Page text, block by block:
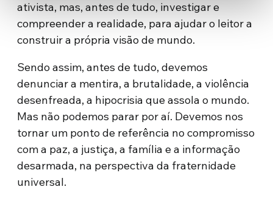
ativista, mas, antes de tudo, investigar e
compreender a realidade, para ajudar o leitor a
construir a própria visão de mundo.
Sendo assim, antes de tudo, devemos
denunciar a mentira, a brutalidade, a violência
desenfreada, a hipocrisia que assola o mundo.
Mas não podemos parar por aí. Devemos nos
tornar um ponto de referência no compromisso
com a paz, a justiça, a família e a informação
desarmada, na perspectiva da fraternidade
universal.